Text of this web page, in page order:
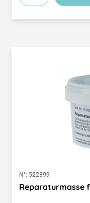
N°: 522399
Reparaturmasse